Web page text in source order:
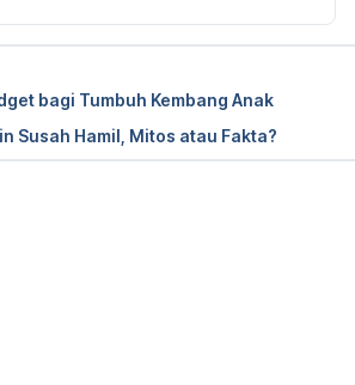
bagi Tumbuh Kembang Anak
Susah Hamil, Mitos atau Fakta?